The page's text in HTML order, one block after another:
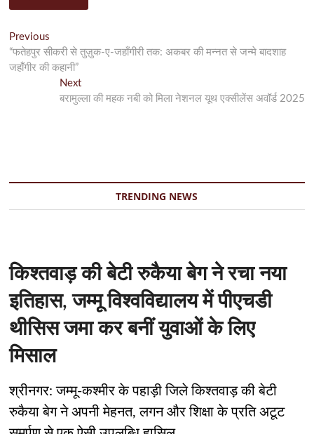
पोस्ट
नेविगेशन
Previous
post:
“फतेहपुर सीकरी से तुज़ुक-ए-जहाँगीरी तक: अकबर की मन्नत से जन्मे बादशाह
जहाँगीर की कहानी”
NextNext
post:
बरामुल्ला की महक नबी को मिला नेशनल यूथ एक्सीलेंस अवॉर्ड 2025
TRENDING NEWS
किश्तवाड़ की बेटी रुकैया बेग ने रचा नया
इतिहास, जम्मू विश्वविद्यालय में पीएचडी
थीसिस जमा कर बनीं युवाओं के लिए
मिसाल
श्रीनगर: जम्मू-कश्मीर के पहाड़ी जिले किश्तवाड़ की बेटी
रुकैया बेग ने अपनी मेहनत, लगन और शिक्षा के प्रति अटूट